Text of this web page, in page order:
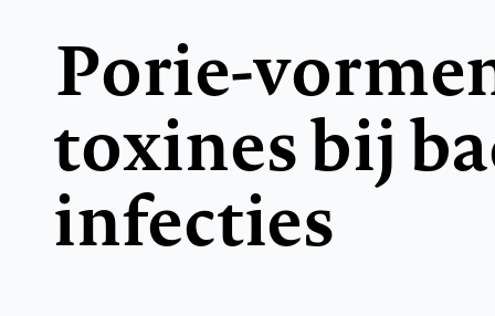
Porie-
toxines bij
infecties